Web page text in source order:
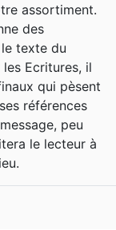
assortiment.
des
texte du
les Ecritures, il
qui pèsent
références
peu
le lecteur à